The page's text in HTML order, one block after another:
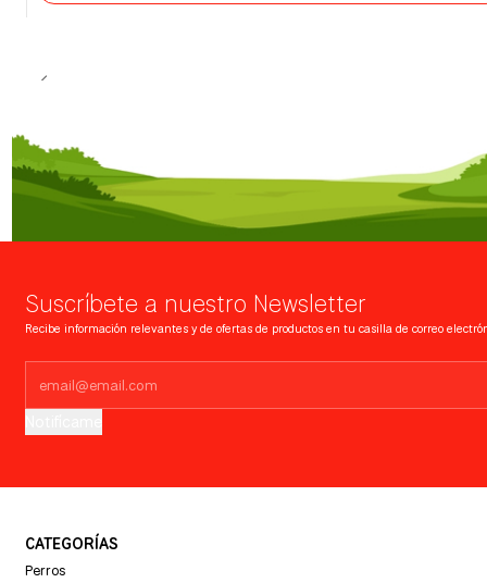
Suscríbete a nuestro Newsletter
Recibe información relevantes y de ofertas de productos en tu casilla de correo
CATEGORÍAS
Perros